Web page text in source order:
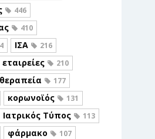
446
410
ΙΣΑ 216
210
θεραπεία 177
κορωνοϊός 131
Ιατρικός Τύπος 113
φάρμακο 107